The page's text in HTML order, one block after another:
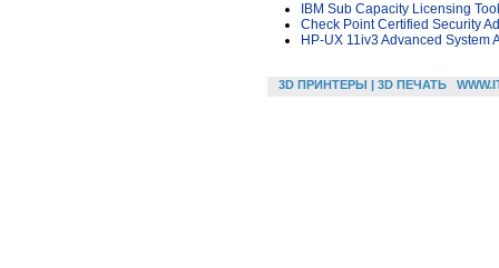
IBM Sub Capacity Licensing
Check Point Certified Security
HP-UX 11iv3 Advanced System
3D ПРИНТЕРЫ | 3D ПЕЧАТЬ